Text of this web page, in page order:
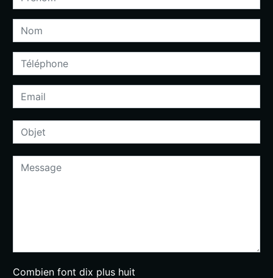
Combien font dix plus huit